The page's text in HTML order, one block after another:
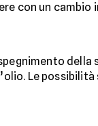
con un cambio
della
Le